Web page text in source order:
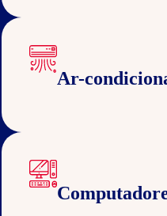
Ar-